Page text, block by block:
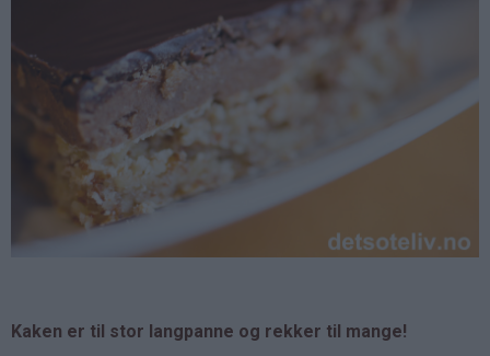
Kaken er til stor langpanne og rekker til mange!